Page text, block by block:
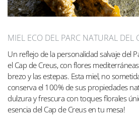
MIEL ECO DEL PARC NATURAL DEL
Un reflejo de la personalidad salvaje del
el Cap de Creus, con flores
brezo y las estepas. Esta miel, no
conserva el 100% de sus propiedades
dulzura y frescura con toques florales
esencia del Cap de Creus en tu mesa!